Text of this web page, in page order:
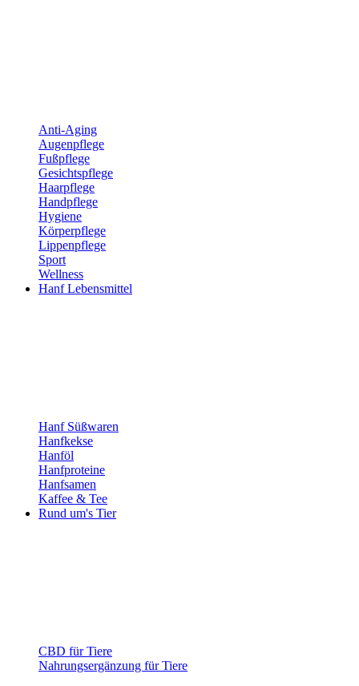
Anti-Aging
Augenpflege
Fußpflege
Gesichtspflege
Haarpflege
Handpflege
Hygiene
Körperpflege
Lippenpflege
Sport
Wellness
Hanf Lebensmittel
Hanf Süßwaren
Hanfkekse
Hanföl
Hanfproteine
Hanfsamen
Kaffee & Tee
Rund um's Tier
CBD für Tiere
Nahrungsergänzung für Tiere